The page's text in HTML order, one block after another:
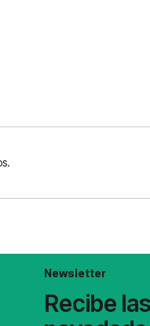
Newsletter
Recibe